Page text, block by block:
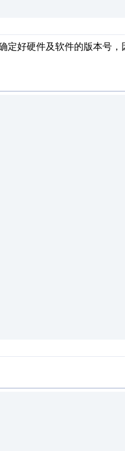
定好硬件及软件的版本号